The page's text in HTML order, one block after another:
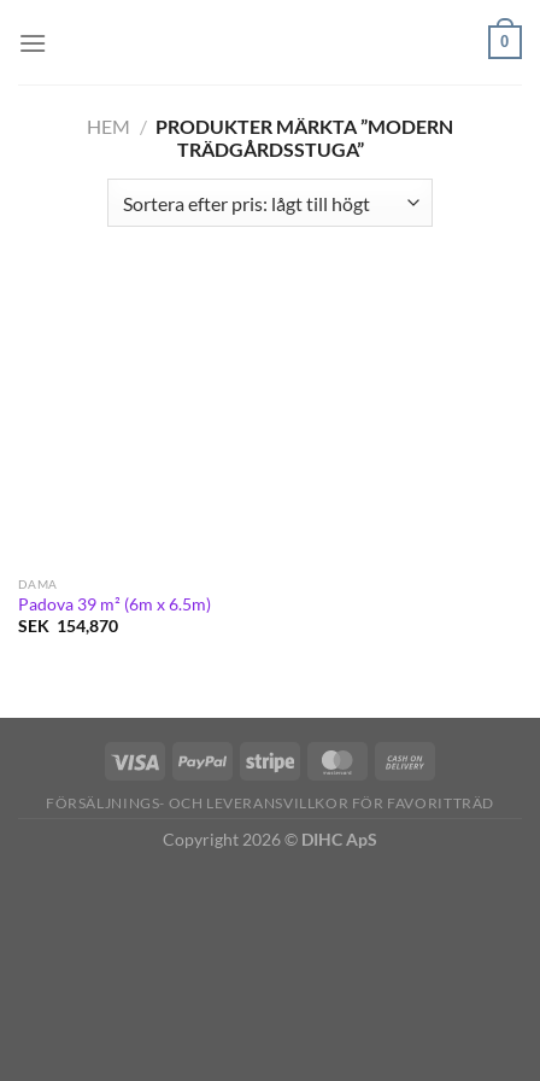
0
HEM / PRODUKTER MÄRKTA ”MODERN
TRÄDGÅRDSSTUGA”
DAMA
Padova 39 m² (6m x 6.5m)
SEK 154,870
FÖRSÄLJNINGS- OCH LEVERANSVILLKOR FÖR FAVORITTRÄD
Copyright 2026 © DIHC ApS